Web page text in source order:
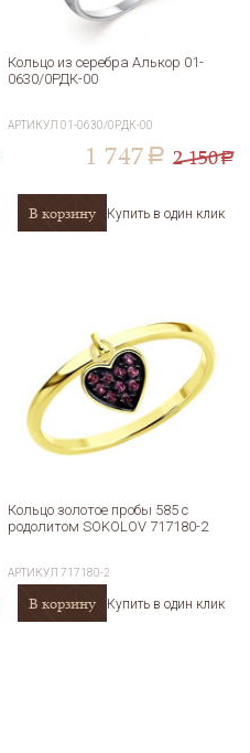
Кольцо из серебра Алькор 01-
0630/0РДК-00
АРТИКУЛ01-0630/0РДК-00
1 747 a 2 150a
В корзину Купить в один клик
Кольцо золотое пробы 585 с
родолитом SOKOLOV 717180-2
АРТИКУЛ 717180-2
В корзину Купить в один клик